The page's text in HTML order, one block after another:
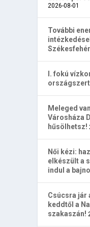
2026-08-01
További
I. fokú
Meleged
Városháza
hűsölhetsz!
Női kézi:
elkészült a
indul a
Csúcsra jár
keddtől a
szakaszán!